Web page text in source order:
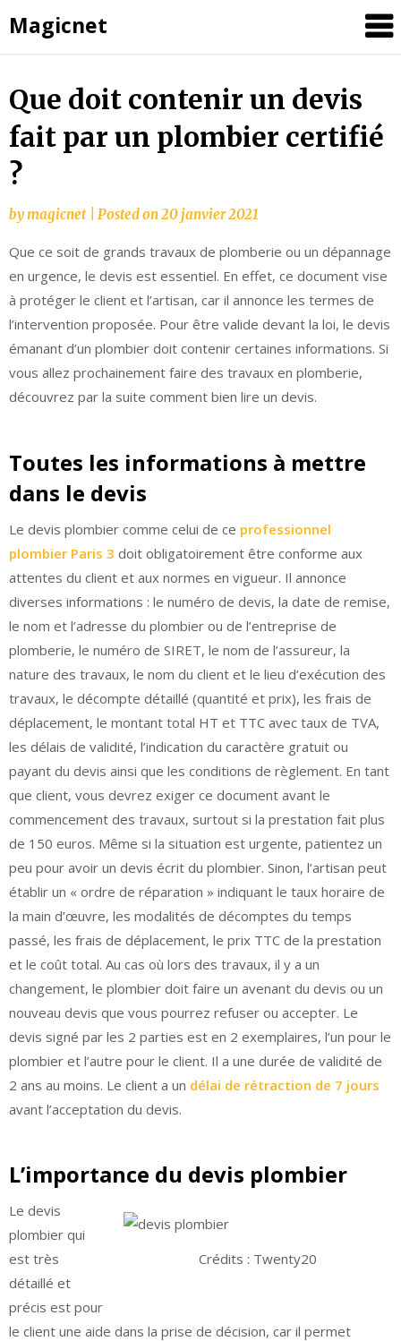
Magicnet
Skip
to
content
Que doit contenir un devis
fait par un plombier certifié
?
bymagicnet Posted on20 janvier 2021
Que ce soit de grands travaux de plomberie ou un dépannage
en urgence, le devis est essentiel. En effet, ce document vise
à protéger le client et l’artisan, car il annonce les termes de
l’intervention proposée. Pour être valide devant la loi, le devis
émanant d’un plombier doit contenir certaines informations. Si
vous allez prochainement faire des travaux en plomberie,
découvrez par la suite comment bien lire un devis.
Toutes les informations à mettre
dans le devis
Le devis plombier comme celui de ce professionnel
plombier Paris 3 doit obligatoirement être conforme aux
attentes du client et aux normes en vigueur. Il annonce
diverses informations : le numéro de devis, la date de remise,
le nom et l’adresse du plombier ou de l’entreprise de
plomberie, le numéro de SIRET, le nom de l’assureur, la
nature des travaux, le nom du client et le lieu d’exécution des
travaux, le décompte détaillé (quantité et prix), les frais de
déplacement, le montant total HT et TTC avec taux de TVA,
les délais de validité, l’indication du caractère gratuit ou
payant du devis ainsi que les conditions de règlement. En tant
que client, vous devrez exiger ce document avant le
commencement des travaux, surtout si la prestation fait plus
de 150 euros. Même si la situation est urgente, patientez un
peu pour avoir un devis écrit du plombier. Sinon, l’artisan peut
établir un « ordre de réparation » indiquant le taux horaire de
la main d’œuvre, les modalités de décomptes du temps
passé, les frais de déplacement, le prix TTC de la prestation
et le coût total. Au cas où lors des travaux, il y a un
changement, le plombier doit faire un avenant du devis ou un
nouveau devis que vous pourrez refuser ou accepter. Le
devis signé par les 2 parties est en 2 exemplaires, l’un pour le
plombier et l’autre pour le client. Il a une durée de validité de
2 ans au moins. Le client a un délai de rétraction de 7 jours
avant l’acceptation du devis.
L’importance du devis plombier
Crédits : Twenty20
Le devis
plombier qui
est très
détaillé et
précis est pour
le client une aide dans la prise de décision, car il permet